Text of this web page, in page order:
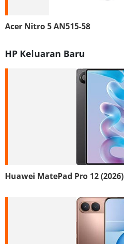
Acer Nitro 5 AN515-58
HP Keluaran Baru
Huawei MatePad Pro 12 (2026)